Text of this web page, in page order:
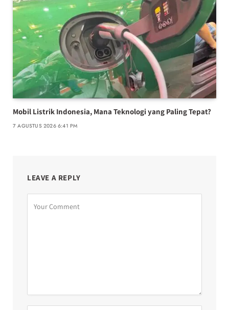
Mobil Listrik Indonesia, Mana Teknologi yang Paling Tepat?
7 AGUSTUS 2026 6:41 PM
LEAVE A REPLY